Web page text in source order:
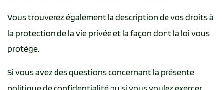
Vous trouverez également la description de vos droits à
la protection de la vie privée et la façon dont la loi vous
protège.
Si vous avez des questions concernant la présente
politique de confidentialité ou si vous voulez exercer